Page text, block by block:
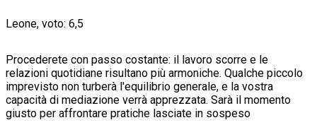
Leone, voto: 6,5
Procederete con passo costante: il lavoro scorre e le
relazioni quotidiane risultano più armoniche. Qualche piccolo
imprevisto non turberà l'equilibrio generale, e la vostra
capacità di mediazione verrà apprezzata. Sarà il momento
giusto per affrontare pratiche lasciate in sospeso